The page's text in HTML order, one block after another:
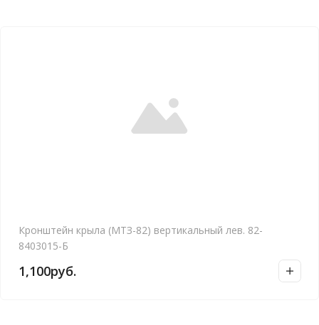
Кронштейн крыла (МТЗ-82) вертикальный лев. 82-
8403015-Б
1,100руб.